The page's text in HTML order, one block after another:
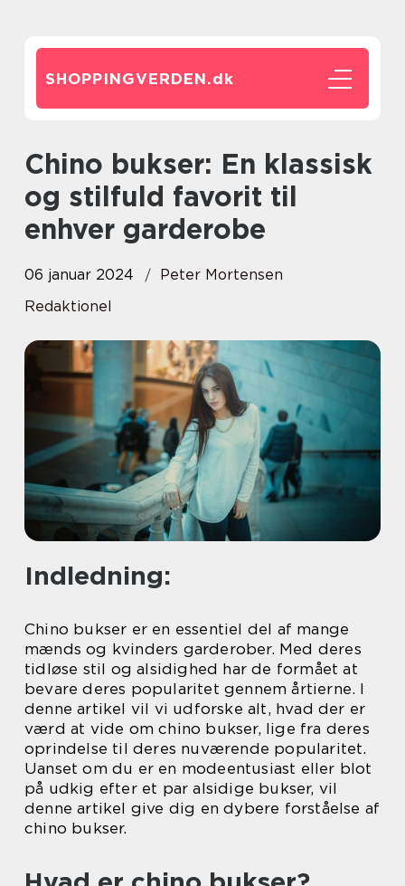
SHOPPINGVERDEN.dk
Chino bukser: En klassisk
og stilfuld favorit til
enhver garderobe
06 januar 2024
Peter Mortensen
Redaktionel
Indledning:
Chino bukser er en essentiel del af mange
mænds og kvinders garderober. Med deres
tidløse stil og alsidighed har de formået at
bevare deres popularitet gennem årtierne. I
denne artikel vil vi udforske alt, hvad der er
værd at vide om chino bukser, lige fra deres
oprindelse til deres nuværende popularitet.
Uanset om du er en modeentusiast eller blot
på udkig efter et par alsidige bukser, vil
denne artikel give dig en dybere forståelse af
chino bukser.